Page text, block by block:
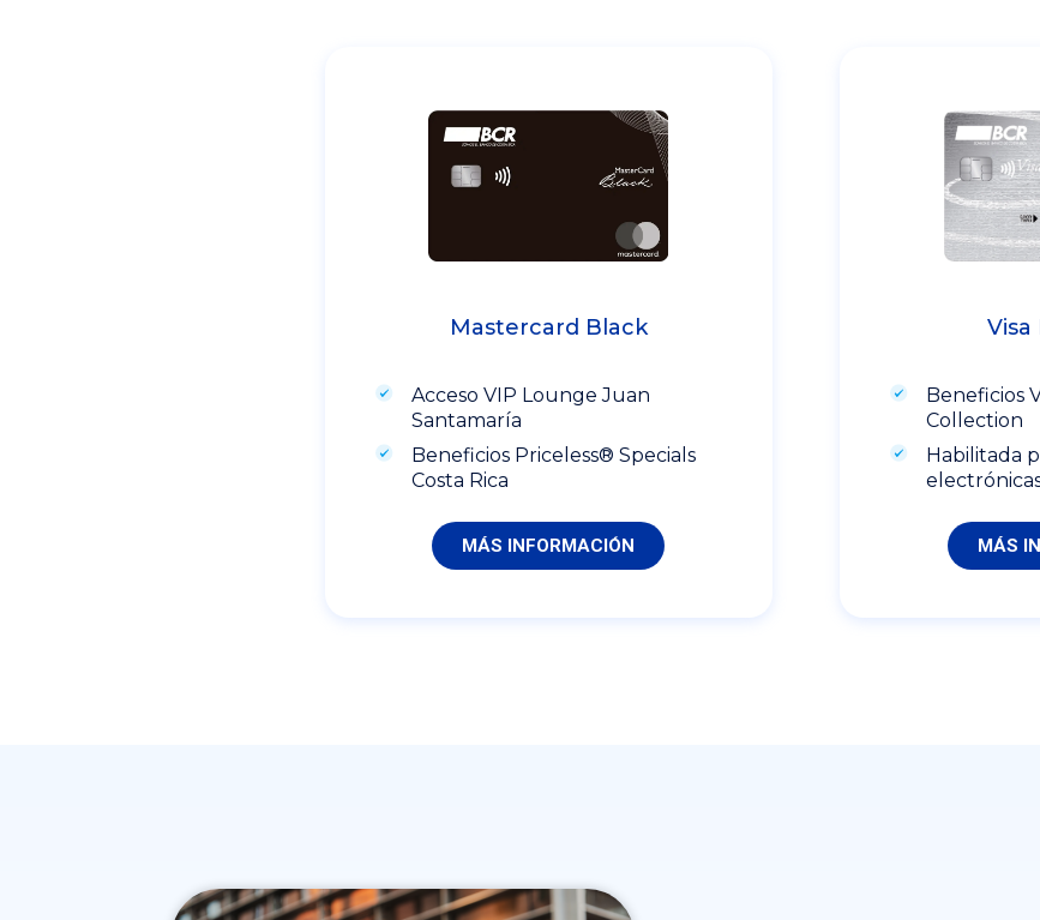
Mastercard Black
Acceso VIP Lounge Juan
Santamaría
Beneficios Priceless® Specials
Costa Rica
MÁS INFORMACIÓN
Beneficios
Collection
Habilitada
MÁS